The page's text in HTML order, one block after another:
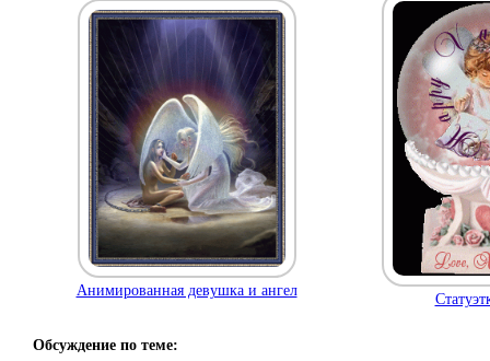
Анимированная девушка и ангел
Обсуждение по теме: